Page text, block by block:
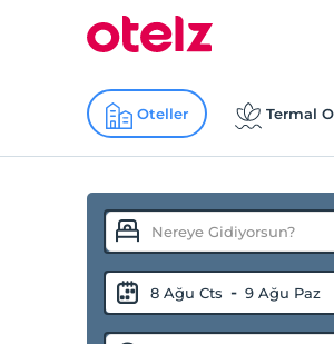
Oteller Termal
8 Ağu Cts - 9 Ağu Paz